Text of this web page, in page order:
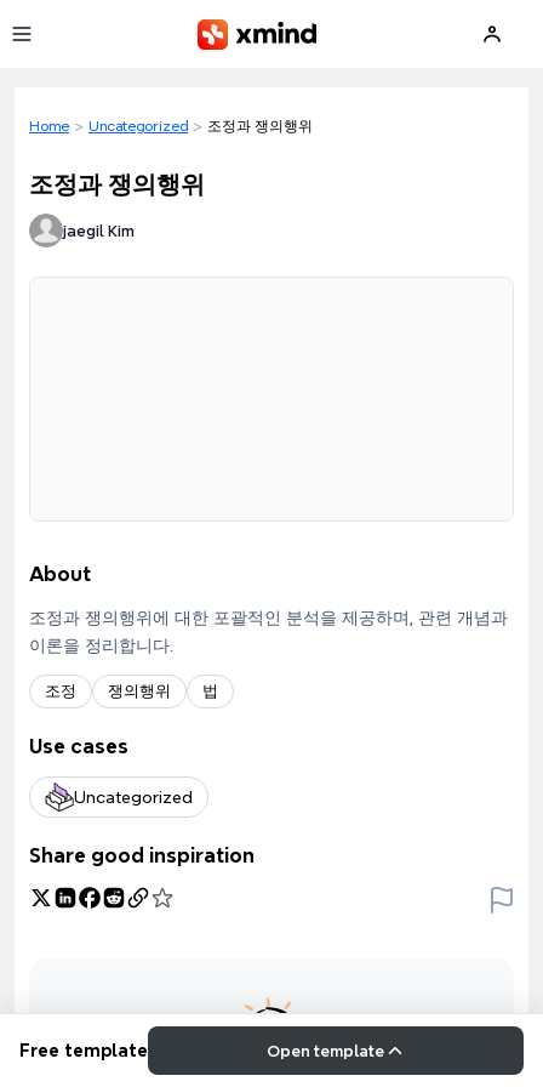
Home > Uncategorized > 조정과 쟁의행위
조정과 쟁의행위
jaegil Kim
About
조정과 쟁의행위에 대한 포괄적인 분석을 제공하며, 관련 개념과
이론을 정리합니다.
조정 쟁의행위 법
Use cases
Uncategorized
Share good inspiration
Free template Open template